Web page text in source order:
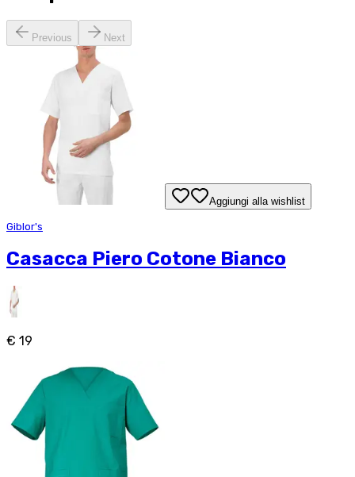
Previous Next
Aggiungi alla wishlist
Giblor's
Casacca Piero Cotone Bianco
€ 19